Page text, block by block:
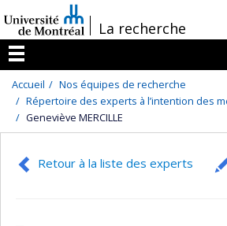
au
contenu
/La recherche
Menu
Accueil
Nos équipes de recherche
Répertoire des experts à l’intention des
Geneviève MERCILLE
Retour à la liste des experts